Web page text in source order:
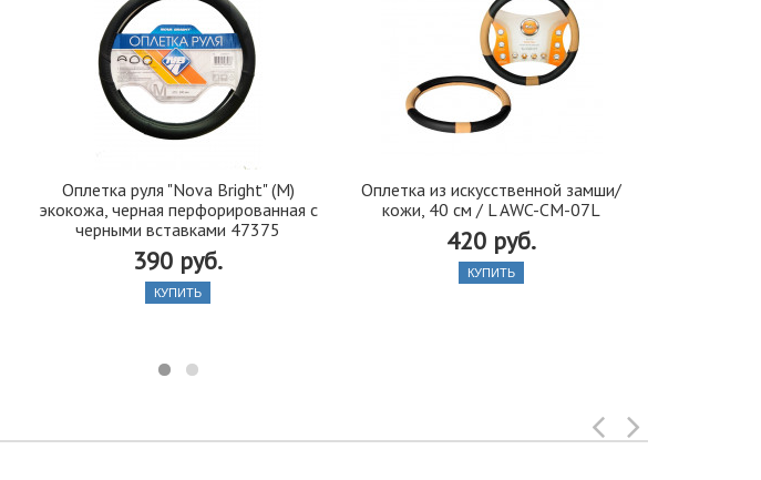
Оплетка руля "Nova Bright" (М)
экокожа, черная перфорированная с
черными вставками 47375
390 руб.
КУПИТЬ
Оплетка из искусственной замши/
кожи, 40 см / L AWC-CM-07L
420 руб.
КУПИТЬ